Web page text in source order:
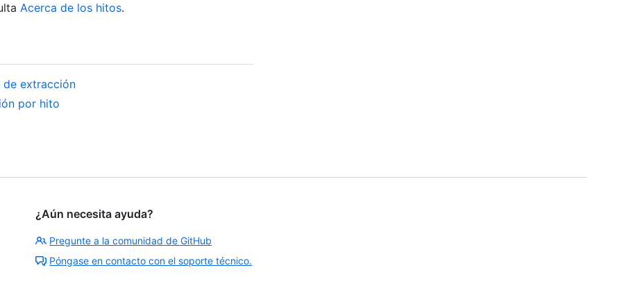
Acerca de los hitos.
de extracción
por hito
¿Aún necesita ayuda?
Pregunte a la comunidad de GitHub
Póngase en contacto con el soporte técnico.